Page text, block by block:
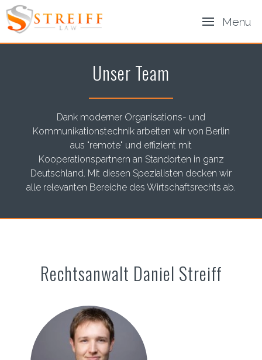
Menu
Unser Team
Dank moderner Organisations- und
Kommunikationstechnik arbeiten wir von Berlin
aus "remote" und effizient mit
Kooperationspartnern an Standorten in ganz
Deutschland. Mit diesen Spezialisten decken wir
alle relevanten Bereiche des Wirtschaftsrechts ab.
Rechtsanwalt Daniel Streiff